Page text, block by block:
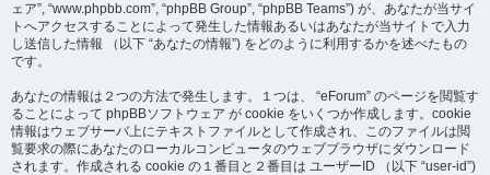
ェア”, “www.phpbb.com”, “phpBB Group”, “phpBB Teams”) が、あなたが当サイ
トへアクセスすることによって発生した情報あるいはあなたが当サイトで入力
し送信した情報 （以下 “あなたの情報”) をどのように利用するかを述べたもの
です。
あなたの情報は２つの方法で発生します。１つは、 “eForum” のページを閲覧す
ることによって phpBBソフトウェア が cookie をいくつか作成します。cookie
情報はウェブサーバ上にテキストファイルとして作成され、このファイルは閲
覧要求の際にあなたのローカルコンピュータのウェブブラウザにダウンロード
されます。作成される cookie の１番目と２番目は ユーザーID （以下 “user-id”)